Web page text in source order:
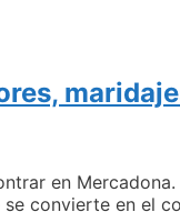
en
convierte en el